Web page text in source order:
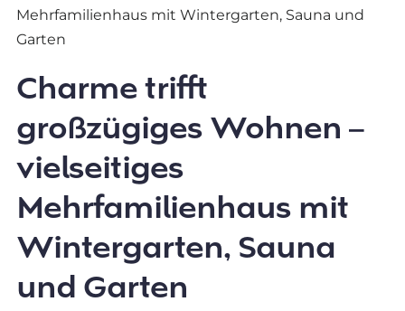
Mehrfamilienhaus mit Wintergarten, Sauna und
Garten
Charme trifft
großzügiges Wohnen –
vielseitiges
Mehrfamilienhaus mit
Wintergarten, Sauna
und Garten